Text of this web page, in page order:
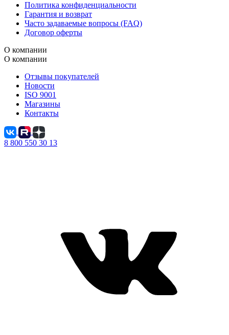
Политика конфиденциальности
Гарантия и возврат
Часто задаваемые вопросы (FAQ)
Договор оферты
О компании
О компании
Отзывы покупателей
Новости
ISO 9001
Магазины
Контакты
8 800 550 30 13